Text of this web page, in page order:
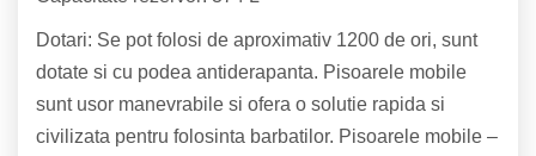
Dotari: Se pot folosi de aproximativ 1200 de ori, sunt
dotate si cu podea antiderapanta. Pisoarele mobile
sunt usor manevrabile si ofera o solutie rapida si
civilizata pentru folosinta barbatilor. Pisoarele mobile –